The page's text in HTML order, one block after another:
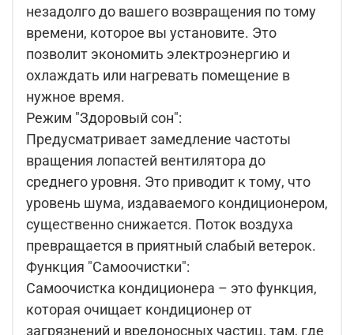
незадолго до вашего возвращения по тому
времени, которое вы установите. Это
позволит экономить электроэнергию и
охлаждать или нагревать помещение в
нужное время.
Режим "Здоровый сон":
Предусматривает замедление частоты
вращения лопастей вентилятора до
среднего уровня. Это приводит к тому, что
уровень шума, издаваемого кондиционером,
существенно снижается. Поток воздуха
превращается в приятный слабый ветерок.
Функция "Самоочистки":
Самоочистка кондиционера – это функция,
которая очищает кондиционер от
загрязнений и вредоносных частиц, там, где